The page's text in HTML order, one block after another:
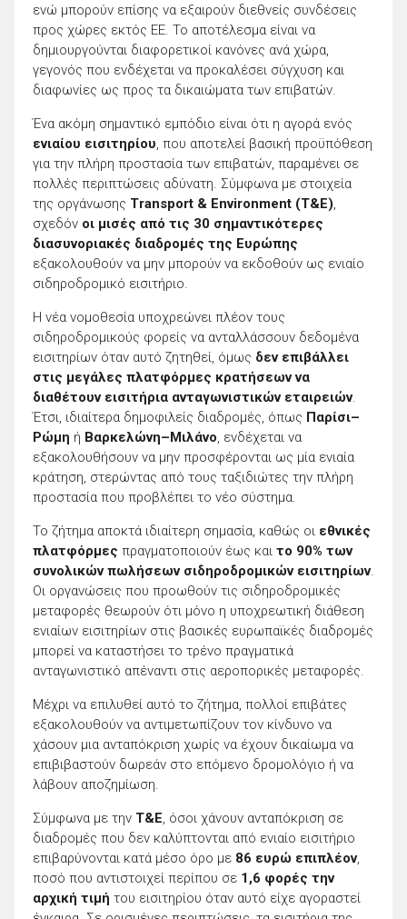
ενώ μπορούν επίσης να εξαιρούν διεθνείς συνδέσεις
προς χώρες εκτός ΕΕ. Το αποτέλεσμα είναι να
δημιουργούνται διαφορετικοί κανόνες ανά χώρα,
γεγονός που ενδέχεται να προκαλέσει σύγχυση και
διαφωνίες ως προς τα δικαιώματα των επιβατών.
Ένα ακόμη σημαντικό εμπόδιο είναι ότι η αγορά ενός
ενιαίου εισιτηρίου, που αποτελεί βασική προϋπόθεση
για την πλήρη προστασία των επιβατών, παραμένει σε
πολλές περιπτώσεις αδύνατη. Σύμφωνα με στοιχεία
της οργάνωσης Transport & Environment (T&E),
σχεδόν οι μισές από τις 30 σημαντικότερες
διασυνοριακές διαδρομές της Ευρώπης
εξακολουθούν να μην μπορούν να εκδοθούν ως ενιαίο
σιδηροδρομικό εισιτήριο.
Η νέα νομοθεσία υποχρεώνει πλέον τους
σιδηροδρομικούς φορείς να ανταλλάσσουν δεδομένα
εισιτηρίων όταν αυτό ζητηθεί, όμως δεν επιβάλλει
στις μεγάλες πλατφόρμες κρατήσεων να
διαθέτουν εισιτήρια ανταγωνιστικών εταιρειών.
Έτσι, ιδιαίτερα δημοφιλείς διαδρομές, όπως Παρίσι–
Ρώμη ή Βαρκελώνη–Μιλάνο, ενδέχεται να
εξακολουθήσουν να μην προσφέρονται ως μία ενιαία
κράτηση, στερώντας από τους ταξιδιώτες την πλήρη
προστασία που προβλέπει το νέο σύστημα.
Το ζήτημα αποκτά ιδιαίτερη σημασία, καθώς οι εθνικές
πλατφόρμες πραγματοποιούν έως και το 90% των
συνολικών πωλήσεων σιδηροδρομικών εισιτηρίων.
Οι οργανώσεις που προωθούν τις σιδηροδρομικές
μεταφορές θεωρούν ότι μόνο η υποχρεωτική διάθεση
ενιαίων εισιτηρίων στις βασικές ευρωπαϊκές διαδρομές
μπορεί να καταστήσει το τρένο πραγματικά
ανταγωνιστικό απέναντι στις αεροπορικές μεταφορές.
Μέχρι να επιλυθεί αυτό το ζήτημα, πολλοί επιβάτες
εξακολουθούν να αντιμετωπίζουν τον κίνδυνο να
χάσουν μια ανταπόκριση χωρίς να έχουν δικαίωμα να
επιβιβαστούν δωρεάν στο επόμενο δρομολόγιο ή να
λάβουν αποζημίωση.
Σύμφωνα με την T&E, όσοι χάνουν ανταπόκριση σε
διαδρομές που δεν καλύπτονται από ενιαίο εισιτήριο
επιβαρύνονται κατά μέσο όρο με 86 ευρώ επιπλέον,
ποσό που αντιστοιχεί περίπου σε 1,6 φορές την
αρχική τιμή του εισιτηρίου όταν αυτό είχε αγοραστεί